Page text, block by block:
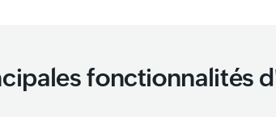
fonctionnalités